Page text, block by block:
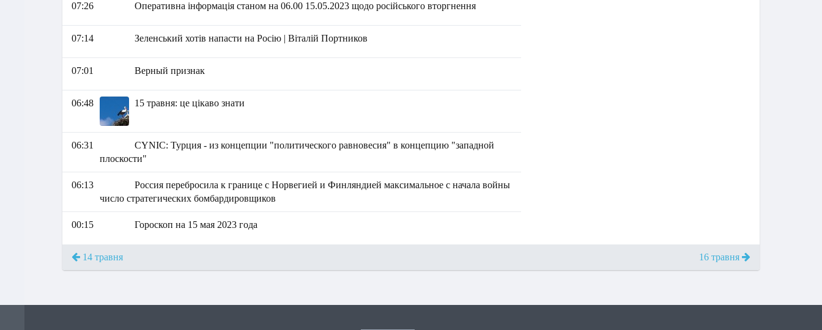
07:26 Оперативна інформація станом на 06.00 15.05.2023 щодо російського вторгнення
07:14 Зеленський хотів напасти на Росію | Віталій Портников
07:01 Верный признак
06:48 15 травня: це цікаво знати
06:31
СYNIC: Турция - из концепции "политического равновесия" в концепцию "западной
плоскости"
06:13
Россия перебросила к границе с Норвегией и Финляндией максимальное с начала войны
число стратегических бомбардировщиков
00:15 Гороскоп на 15 мая 2023 года
14 травня 16 травня